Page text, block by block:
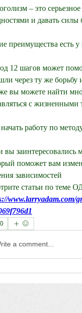
– это
и давать силы
преимущества есть
12 шагов может
через ту же
вы можете найти
с жизненными
работу по
вы заинтересовались
поможет вам
зависимостей
статьи по
www.larryadam.com/
0
a comment...